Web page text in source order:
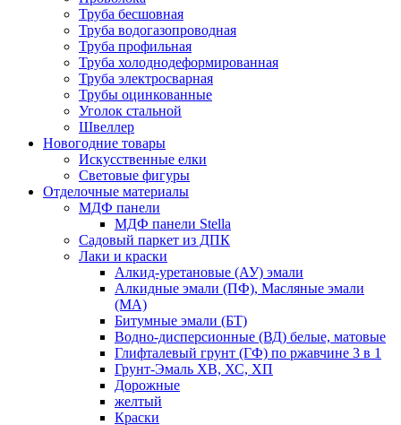
Труба бесшовная
Труба водогазопроводная
Труба профильная
Труба холоднодеформированная
Труба электросварная
Трубы оцинкованные
Уголок стальной
Швеллер
Новогодние товары
Искусственные елки
Световые фигуры
Отделочные материалы
МДФ панели
МДФ панели Stella
Садовый паркет из ДПК
Лаки и краски
Алкид-уретановые (АУ) эмали
Алкидные эмали (ПФ), Масляные эмали
(МА)
Битумные эмали (БТ)
Водно-дисперсионные (ВД) белые, матовые
Глифталевый грунт (ГФ) по ржавчине 3 в 1
Грунт-Эмаль ХВ, ХС, ХП
Дорожные
желтый
Краски